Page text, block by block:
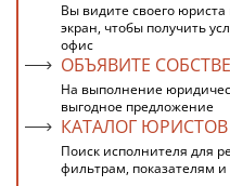
Вы видите своего юриста
экран, чтобы получить
офис
ОБЪЯВИТЕ
На выполнение
выгодное предложение
КАТАЛОГ ЮРИСТОВ
Поиск исполнителя для
фильтрам, показателям и